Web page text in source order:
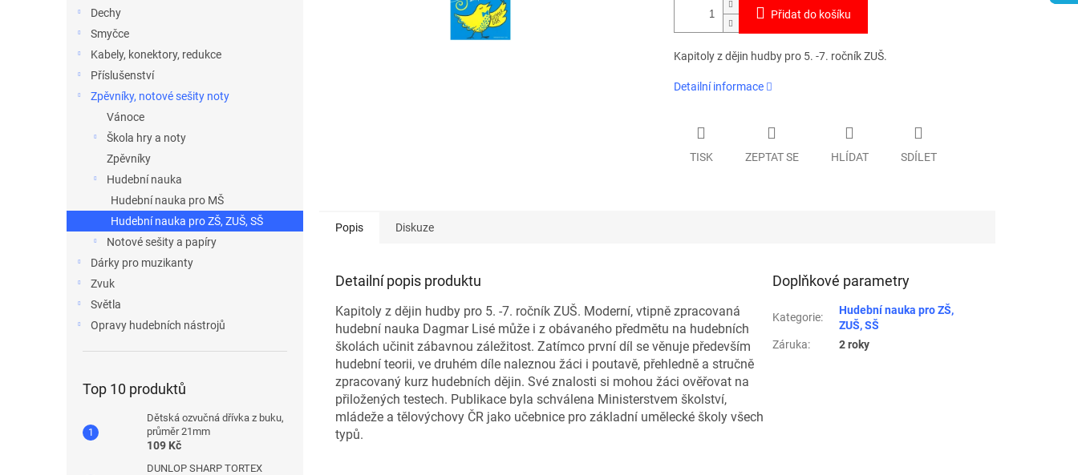
Dechy
Smyčce
Kabely, konektory, redukce
Příslušenství
Zpěvníky, notové sešity noty
Vánoce
Škola hry a noty
Zpěvníky
Hudební nauka
Hudební nauka pro MŠ
Hudební nauka pro ZŠ, ZUŠ, SŠ
Notové sešity a papíry
Dárky pro muzikanty
Zvuk
Světla
Opravy hudebních nástrojů
Top 10 produktů
Dětská ozvučná dřívka z buku,
průměr 21mm
109 Kč
DUNLOP SHARP TORTEX
Přidat do košíku
Kapitoly z dějin hudby pro 5. -7. ročník ZUŠ.
Detailní informace
TISK ZEPTAT SE HLÍDAT SDÍLET
Popis Diskuze
Detailní popis produktu
Kapitoly z dějin hudby pro 5. -7. ročník ZUŠ. Moderní, vtipně zpracovaná
hudební nauka Dagmar Lisé může i z obávaného předmětu na hudebních
školách učinit zábavnou záležitost. Zatímco první díl se věnuje především
hudební teorii, ve druhém díle naleznou žáci i poutavě, přehledně a stručně
zpracovaný kurz hudebních dějin. Své znalosti si mohou žáci ověřovat na
přiložených testech. Publikace byla schválena Ministerstvem školství,
mládeže a tělovýchovy ČR jako učebnice pro základní umělecké školy všech
typů.
Doplňkové parametry
Kategorie:
Hudební nauka pro ZŠ,
ZUŠ, SŠ
Záruka: 2 roky